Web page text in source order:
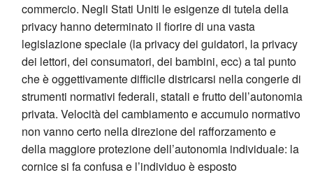
commercio. Negli Stati Uniti le esigenze di tutela della
privacy hanno determinato il fiorire di una vasta
legislazione speciale (la privacy dei guidatori, la privacy
dei lettori, dei consumatori, dei bambini, ecc) a tal punto
che è oggettivamente difficile districarsi nella congerie di
strumenti normativi federali, statali e frutto dell’autonomia
privata. Velocità del cambiamento e accumulo normativo
non vanno certo nella direzione del rafforzamento e
della maggiore protezione dell’autonomia individuale: la
cornice si fa confusa e l’individuo è esposto